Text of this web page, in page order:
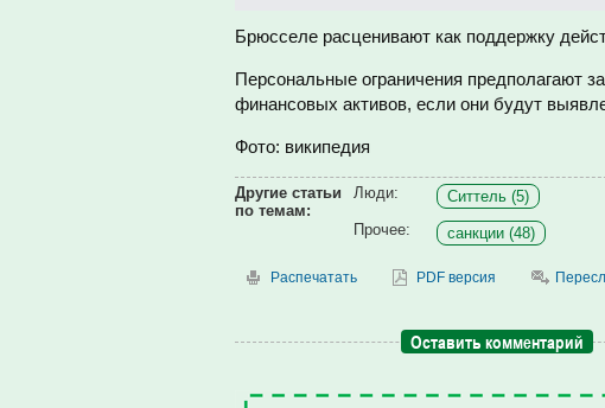
Брюсселе расценивают как поддержку
Персональные ограничения предполагают
финансовых активов, если они будут
Фото: википедия
Другие статьи
по темам:
Люди:
Ситтель (5)
Прочее:
санкции (48)
Распечатать PDF версия
Оставить комментарий